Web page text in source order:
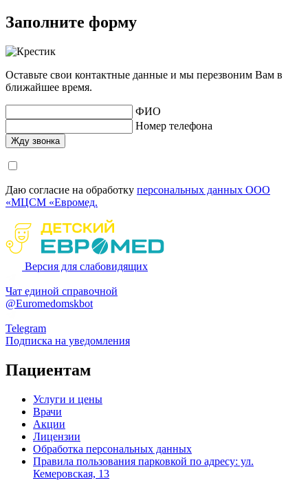
Заполните форму
Оставьте свои контактные данные и мы перезвоним Вам в
ближайшее время.
ФИО
Номер телефона
Даю согласие на обработку персональных данных ООО
«МЦСМ «Евромед.
Версия для слабовидящих
Чат единой справочной
@Euromedomskbot
Telegram
Подписка на уведомления
Пациентам
Услуги и цены
Врачи
Акции
Лицензии
Обработка персональных данных
Правила пользования парковкой по адресу: ул.
Кемеровская, 13